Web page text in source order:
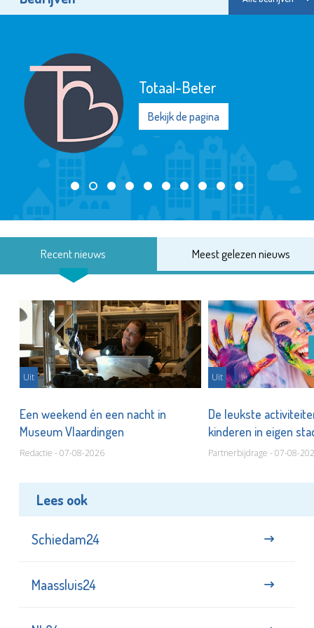
Totaal-Beter
Bekijk de pagina
Recent nieuws Meest gelezen nieuws
Uit
Een weekend én een nacht in
Museum Vlaardingen
Redactie - 07-08-2026
Uit
De leukste
kinderen in eigen
Partnerbijdrage - 07-08-
Lees ook
Schiedam24
Maassluis24